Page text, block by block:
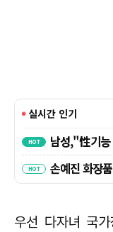
우선 다자녀 국